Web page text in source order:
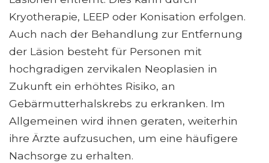
Kryotherapie, LEEP oder Konisation erfolgen.
Auch nach der Behandlung zur Entfernung
der Läsion besteht für Personen mit
hochgradigen zervikalen Neoplasien in
Zukunft ein erhöhtes Risiko, an
Gebärmutterhalskrebs zu erkranken. Im
Allgemeinen wird ihnen geraten, weiterhin
ihre Ärzte aufzusuchen, um eine häufigere
Nachsorge zu erhalten.